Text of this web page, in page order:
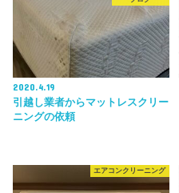
2020.4.19
引越し業者からマットレスクリー
ニングの依頼
エアコンクリーニング